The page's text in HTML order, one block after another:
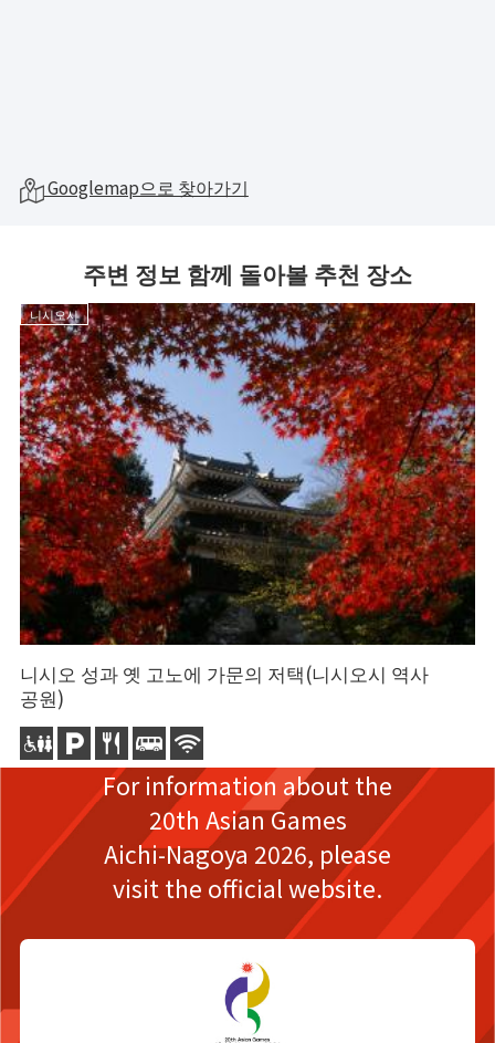
Googlemap으로 찾아가기
주변 정보 함께 돌아볼 추천 장소
니시오시
니시오 성과 옛 고노에 가문의 저택(니시오시 역사
공원)
For information about the
20th Asian Games
Aichi-Nagoya 2026, please
visit the official website.